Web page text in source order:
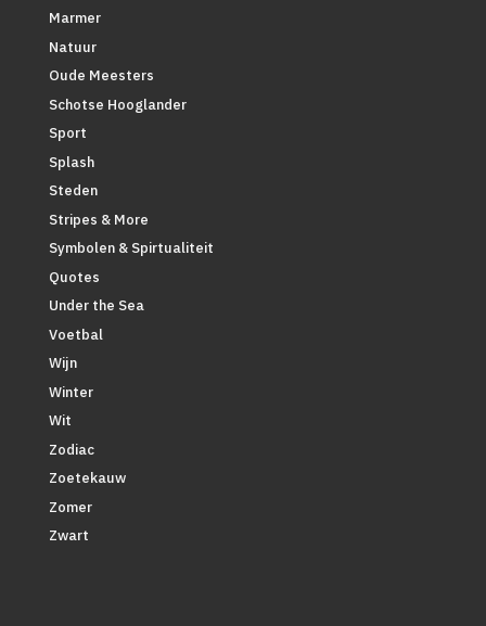
Marmer
Natuur
Oude Meesters
Schotse Hooglander
Sport
Splash
Steden
Stripes & More
Symbolen & Spirtualiteit
Quotes
Under the Sea
Voetbal
Wijn
Winter
Wit
Zodiac
Zoetekauw
Zomer
Zwart